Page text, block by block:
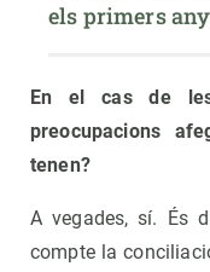
els primers
En el cas de
preocupacions
tenen?
A vegades, sí. És
compte la